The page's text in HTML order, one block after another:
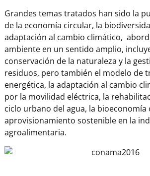
Grandes temas tratados han sido la
de la economía circular, la
adaptación al cambio climático,
ambiente en un sentido amplio,
conservación de la naturaleza y la
residuos, pero también el modelo de
energética, la adaptación al cambio
por la movilidad eléctrica, la
ciclo urbano del agua, la bioeconomía
aprovisionamiento sostenible en la
agroalimentaria.